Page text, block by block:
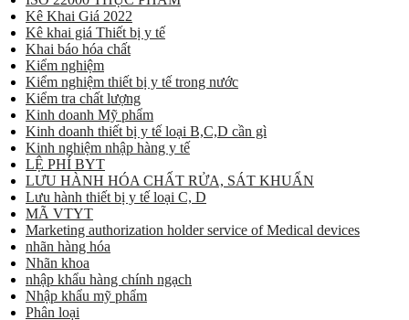
Kê Khai Giá 2022
Kê khai giá Thiết bị y tế
Khai báo hóa chất
Kiểm nghiệm
Kiểm nghiệm thiết bị y tế trong nước
Kiểm tra chất lượng
Kinh doanh Mỹ phẩm
Kinh doanh thiết bị y tế loại B,C,D cần gì
Kinh nghiệm nhập hàng y tế
LỆ PHÍ BYT
LƯU HÀNH HÓA CHẤT RỬA, SÁT KHUẨN
Lưu hành thiết bị y tế loại C, D
MÃ VTYT
Marketing authorization holder service of Medical devices
nhãn hàng hóa
Nhãn khoa
nhập khẩu hàng chính ngạch
Nhập khẩu mỹ phẩm
Phân loại